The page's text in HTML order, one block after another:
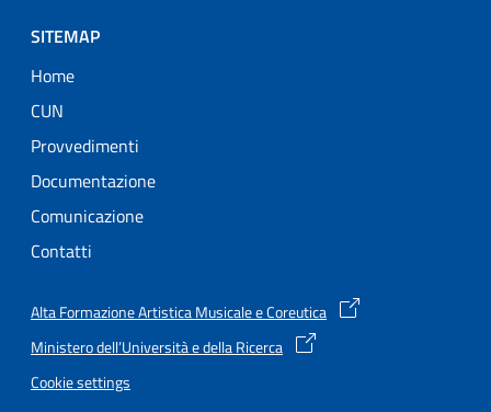
SITEMAP
Home
CUN
Provvedimenti
Documentazione
Comunicazione
Contatti
Alta Formazione Artistica Musicale e Coreutica
Ministero dell’Università e della Ricerca
Cookie settings